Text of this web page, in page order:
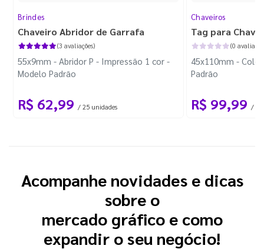
Brindes
Chaveiro Abridor de Garrafa
(3 avaliações)
55x9mm - Abridor P - Impressão 1 cor -
Modelo Padrão
R$ 62,99 / 25 unidades
Chaveiros
Tag para
(0
45x110mm -
Padrão
R$ 99,99 /
Acompanhe novidades e dicas
sobre o
mercado gráfico e como
expandir o seu negócio!